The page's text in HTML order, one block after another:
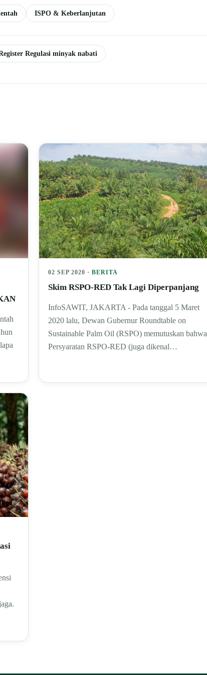
ISPO & Keberlanjutan
Regulasi minyak nabati
02 SEP 2020 ·BERITA
Skim RSPO-RED Tak Lagi Diperpanjang
InfoSAWIT, JAKARTA - Pada tanggal 5 Maret
2020 lalu, Dewan Gubernur Roundtable on
Sustainable Palm Oil (RSPO) memutuskan bahwa
Persyaratan RSPO-RED (juga dikenal…